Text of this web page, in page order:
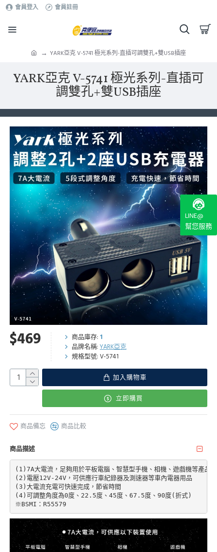
會員登入 會員註冊
YARK亞克 V-5741 極光系列-直插可調雙孔+雙USB插座
YARK亞克 V-5741 極光系列-直插可
調雙孔+雙USB插座
$469 商品庫存: 1
品牌名稱: YARK亞克
規格型號: V-5741
加入購物車
立即購買
商品備忘 商品比較
商品描述
(1)7A大電流，足夠用於平板電腦、智慧型手機、相機、遊戲機等產品
(2)電壓12V-24V，可供應行車紀錄器及測速器等車內電器用品
(3)大電流充電可快速完成，節省時間
(4)可調整角度為0度、22.5度、45度、67.5度、90度(折式)
LINE@
幫您服務